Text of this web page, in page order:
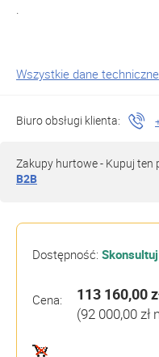
.
Wszystkie dane techniczne
Biuro obsługi klienta:
Zakupy hurtowe - Kupuj
B2B
Dostępność:
Cena: 113 160,00
(92 000,00 zł